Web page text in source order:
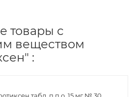
товары с
веществом
:
табл. п.п.о. 15 мг № 30